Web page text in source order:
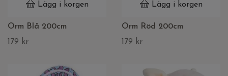
Lägg i korgen
Orm Blå 200cm
179 kr
Lägg i korgen
Orm Röd 200cm
179 kr